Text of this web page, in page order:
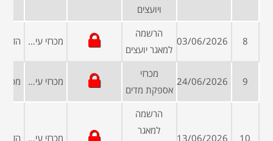
ויועצים
8
03/06/2026
הרשמה
למאגר יועצים
מכרזי עיריות ומועצות
9
24/06/2026
מכרזי
אספקת מדים
מכרזי עיריות ומועצות
10
13/06/2026
הרשמה
למאגר
מכרזי עיריות ומועצות